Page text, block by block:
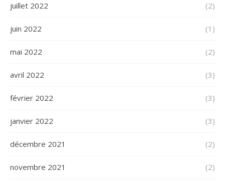
juillet 2022 (2)
juin 2022 (1)
mai 2022 (2)
avril 2022 (3)
février 2022 (3)
janvier 2022 (3)
décembre 2021 (2)
novembre 2021 (2)